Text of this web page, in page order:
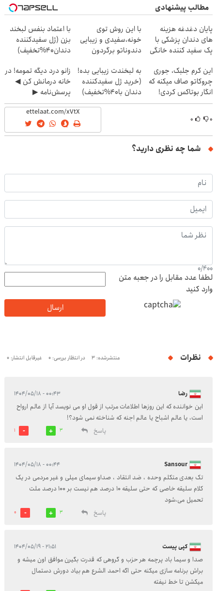
مطالب پیشنهادی
پایان دغدغه هزینه
های دندان پزشکی با
پک سفید کننده خانگی
با این روش توی
خونه،سفیدی و زیبایی
دندوناتو برگردون
با اعتماد بنفس لبخند
بزن (ژل سفیدکننده
دندان40%تخفیف)
این کرم جلبک، جوری
چروکاتو صاف میکنه که
انگار بوتاکس کردی!
(تخفیف ویژه)
به لبخندت زیبایی بده!
(خرید ژل سفیدکننده
دندان با40%تخفیف)
زانو درد دیگه تمومه! در
خانه درمانش کن ◀
پرسش‌نامه ▶
۰ ۰
شما چه نظری دارید؟
0/400
لطفا عدد مقابل را در جعبه متن
وارد کنید
ارسال
نظرات منتشرشده: 3 در انتظار بررسی: 0 غیرقابل انتشار: 0
رضا ۰۰:۴۳ - ۱۴۰۴/۰۵/۱۸
این خواننده که این روزها اطلاعات مرتب از قول او می نویسد آیا از عالم ارواح
است، یا عالم اشباح یا عالم اجنه که شناخته نمی شود؟!
پاسخ
3
1
Sansour ۰۰:۴۴ - ۱۴۰۴/۰۵/۱۸
تک بعدی متکلم وحده ، ضد انتقاد ، صداو سیمای میلی و غیر مردمی در یک
کلام سلیقه خاصی که حتی سلیقه ۱۰ درصد هم نیست بر ۱۰۰ درصد ملت
تحمیل می،شود
پاسخ
3
0
کپی پیست ۲۱:۵۱ - ۱۴۰۴/۰۵/۱۹
صدا و سیما باد پرچمه هر حزب و گروهی که قدرت بگیرن موافق اون میشه و
براش برنامه سازی میکنه حتی اگه احمد الشرع هم بیاد دورش دستمال
میکشن تا خط نیفته